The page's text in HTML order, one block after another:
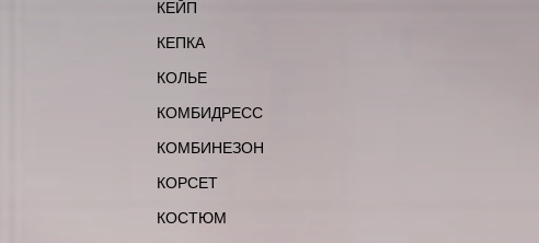
КЕЙП
КЕПКА
КОЛЬЕ
КОМБИДРЕСС
КОМБИНЕЗОН
КОРСЕТ
КОСТЮМ